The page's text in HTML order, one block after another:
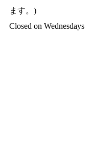
ます。)
Closed on Wednesdays​